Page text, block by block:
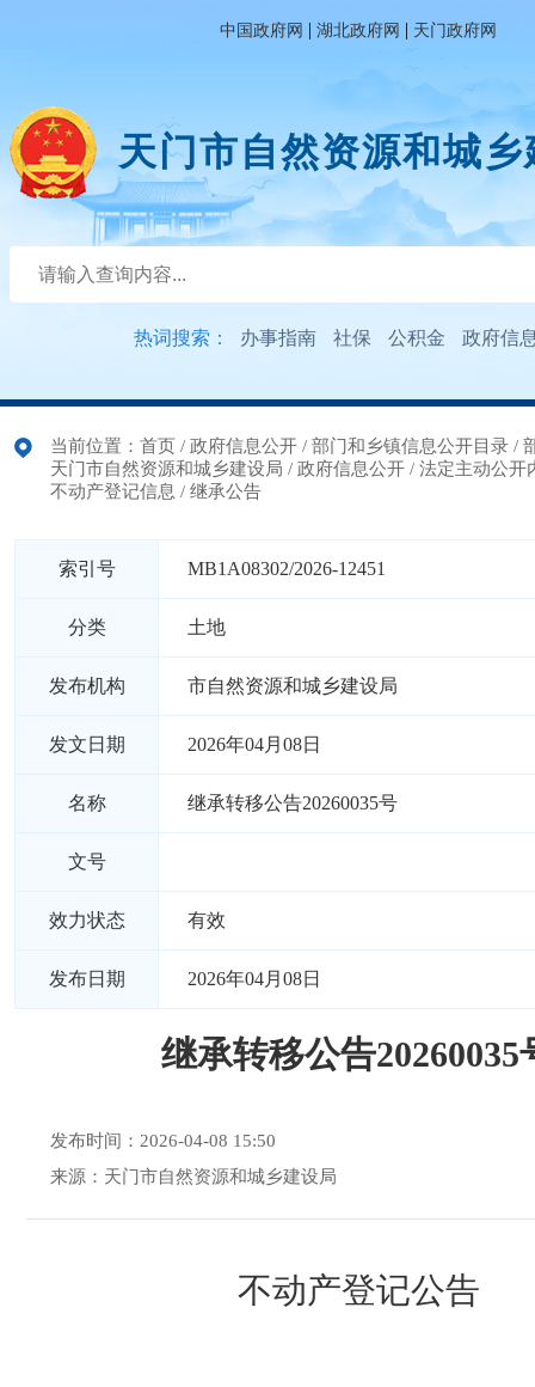
中国政府网 | 湖北政府网 | 天门政府网
天门市自然资源和城
热词搜索： 办事指南 社保 公积金 政府信
当前位置： 首页 / 政府信息公开 / 部门和乡镇信息公开目录 /
天门市自然资源和城乡建设局 / 政府信息公开 / 法定主动公开
不动产登记信息 / 继承公告
索引号 MB1A08302/2026-12451
分类 土地
发布机构 市自然资源和城乡建设局
发文日期 2026年04月08日
名称 继承转移公告20260035号
文号
效力状态 有效
发布日期 2026年04月08日
继承转移公告20260035
发布时间：2026-04-08 15:50
来源：天门市自然资源和城乡建设局
不动产登记公告